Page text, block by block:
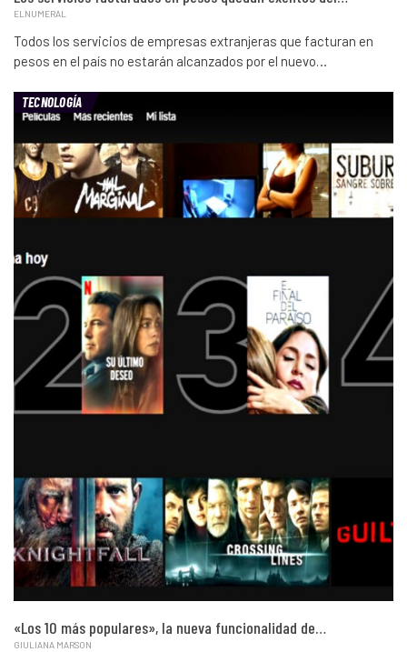
ELNUMERAL
Todos los servicios de empresas extranjeras que facturan en
pesos en el país no estarán alcanzados por el nuevo…
TECNOLOGÍA
«Los 10 más populares», la nueva funcionalidad de…
GIULIANA MARSON